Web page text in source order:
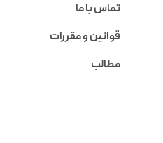
تماس با ما
قوانین و مقررات
مطالب